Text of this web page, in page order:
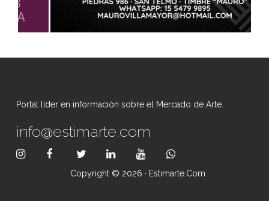
Portal líder en información sobre el Mercado de Arte.
info@estimarte.com
Copyright © 2026 · Estimarte.com